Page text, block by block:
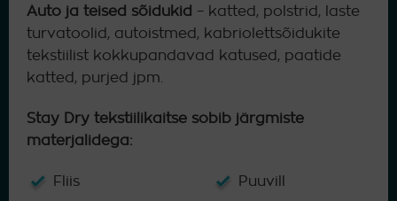
Auto ja teised sõidukid – katted, polstrid, laste
turvatoolid, autoistmed, kabriolettsõidukite
tekstiilist kokkupandavad katused, paatide
katted, purjed jpm.
Stay Dry tekstiilikaitse sobib järgmiste
materjalidega:
Fliis
Puuvill